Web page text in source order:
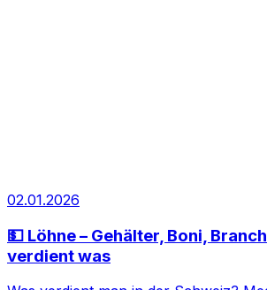
02.01.2026
💵 Löhne – Gehälter, Boni,
verdient was